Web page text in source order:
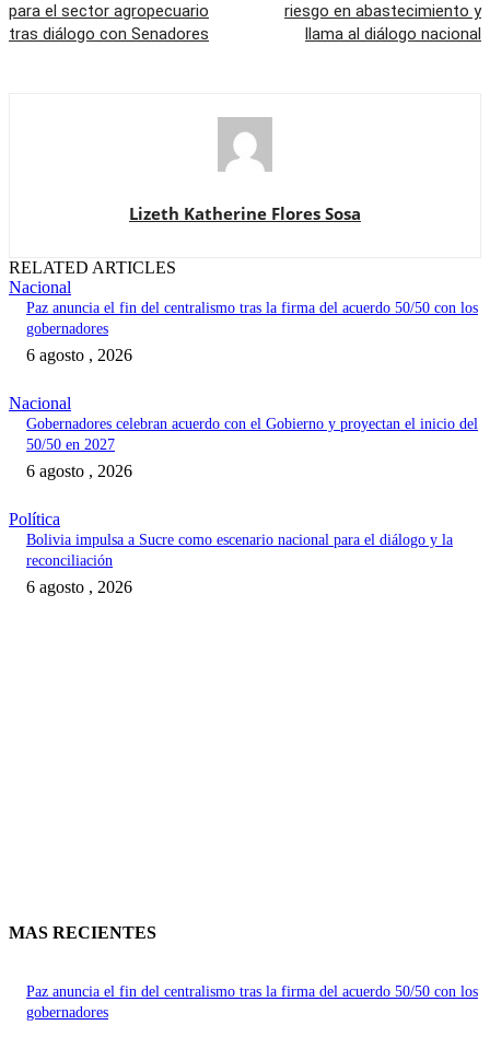
para el sector agropecuario
tras diálogo con Senadores
riesgo en abastecimiento y
llama al diálogo nacional
Lizeth Katherine Flores Sosa
RELATED ARTICLES
Nacional
Paz anuncia el fin del centralismo tras la firma del acuerdo 50/50 con los
gobernadores
6 agosto , 2026
Nacional
Gobernadores celebran acuerdo con el Gobierno y proyectan el inicio del
50/50 en 2027
6 agosto , 2026
Política
Bolivia impulsa a Sucre como escenario nacional para el diálogo y la
reconciliación
6 agosto , 2026
MAS RECIENTES
Paz anuncia el fin del centralismo tras la firma del acuerdo 50/50 con los
gobernadores